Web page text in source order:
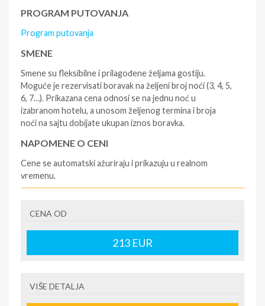
PROGRAM PUTOVANJA
Program putovanja
SMENE
Smene su fleksibilne i prilagođene željama gostiju.
Moguće je rezervisati boravak na željeni broj noći (3, 4, 5,
6, 7…). Prikazana cena odnosi se na jednu noć u
izabranom hotelu, a unosom željenog termina i broja
noći na sajtu dobijate ukupan iznos boravka.
NAPOMENE O CENI
Cene se automatski ažuriraju i prikazuju u realnom
vremenu.
- rezervisane i potvrđene usluge u izabranoj smeštajnoj
jedinici prema opisu - korišćenje hotelskih sadržaja
prema opisu - uslugu rezervacije - organizaciju
putovanja
CENA OD
213 EUR
VIŠE DETALJA